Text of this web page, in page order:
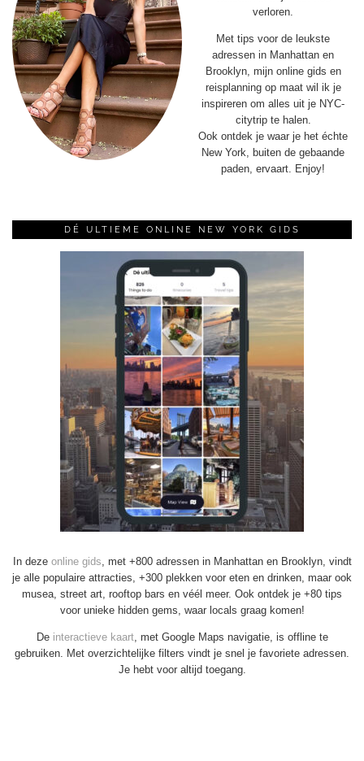
verloren.
Met tips voor de leukste
adressen in Manhattan en
Brooklyn, mijn online gids en
reisplanning op maat wil ik je
inspireren om alles uit je NYC-
citytrip te halen.
Ook ontdek je waar je het échte
New York, buiten de gebaande
paden, ervaart. Enjoy!
DÉ ULTIEME ONLINE NEW YORK GIDS
In deze online gids , met +800 adressen in Manhattan en Brooklyn, vindt
je alle populaire attracties, +300 plekken voor eten en drinken, maar ook
musea, street art, rooftop bars en véél meer. Ook ontdek je +80 tips
voor unieke hidden gems, waar locals graag komen!
De interactieve kaart, met Google Maps navigatie, is offline te
gebruiken. Met overzichtelijke filters vindt je snel je favoriete adressen.
Je hebt voor altijd toegang.